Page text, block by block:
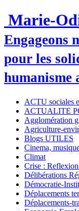
Marie-
Engageons
pour les
humanisme
ACTU sociales
ACTUALITE
Agglomération
Agriculture-
Blogs UTILES
Cinema,
Climat
Crise :
Délibérations
Démocratie-
Déplacements
Déplacements-